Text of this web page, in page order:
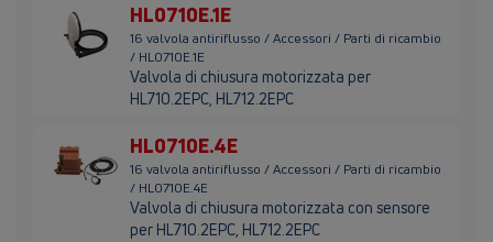
HL0710E.1E
16 valvola antiriflusso / Accessori / Parti di ricambio
/ HL0710E.1E
Valvola di chiusura motorizzata per
HL710.2EPC, HL712.2EPC
HL0710E.4E
16 valvola antiriflusso / Accessori / Parti di ricambio
/ HL0710E.4E
Valvola di chiusura motorizzata con sensore
per HL710.2EPC, HL712.2EPC